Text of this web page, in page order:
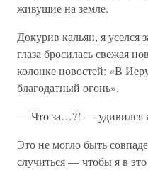
живущие на земле.
Докурив кальян, я уселся
глаза бросилась свежая
колонке новостей: «В
благодатный огонь».
— Что за…?! — удивился
Это не могло быть
случиться — чтобы я в